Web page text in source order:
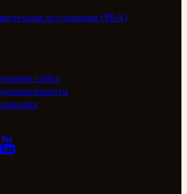
ассоциация (РБА)
сайта